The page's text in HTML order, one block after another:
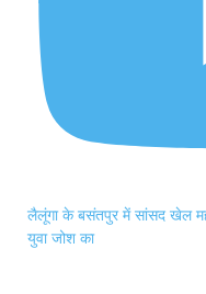
लैलूंगा के बसंतपुर में सांसद खेल
युवा जोश का